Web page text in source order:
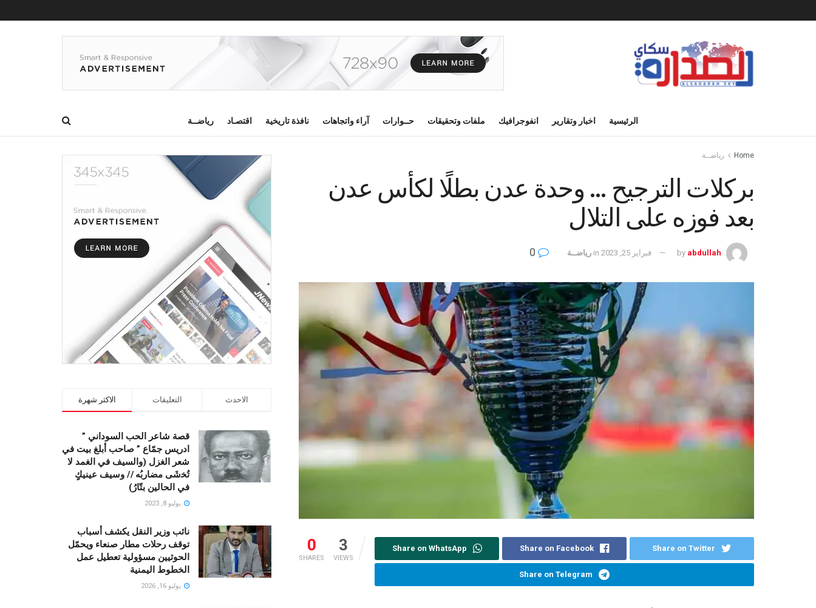
الرئيسية اخبار وتقارير انفوجرافيك ملفات وتحقيقات حــوارات آراء واتجاهات نافذة تاريخية اقتصـاد رياضــة
Home رياضــة
بركلات الترجيح … وحدة عدن بطلًا لكأس عدن
بعد فوزه على التلال
by abdullah فبراير 25, 2023 in رياضــة
0
SHARES
3
VIEWS
Share on Twitter
Share on Facebook
Share on WhatsApp
Share on Telegram
الاكثر شهرة التعليقات الاحدث
قصة شاعر الحب السوداني ”
ادريس جمّاع ” صاحب أبلغ بيت في
شعر الغزل (وﺍﻟﺴﻴﻒ ﻓﻲ الغمد ﻻ
ﺗُﺨشَى مضاربُه // ﻭﺳﻴﻒ ﻋﻴﻨﻴﻚٍ
ﻓﻲ ﺍﻟﺤﺎﻟﻴﻦ ﺑﺘّﺎﺭُ)
يوليو 8, 2023
نائب وزير النقل يكشف أسباب
توقف رحلات مطار صنعاء ويحمّل
الحوثيين مسؤولية تعطيل عمل
الخطوط اليمنية
يوليو 16, 2026